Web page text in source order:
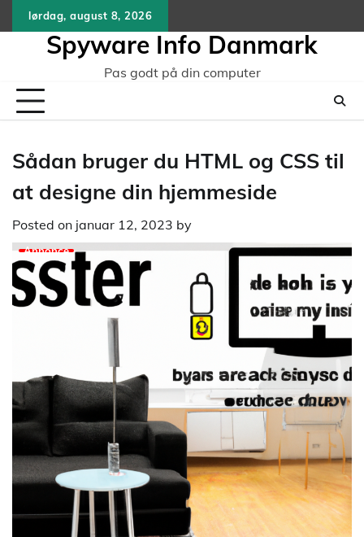
to
lørdag, august 8, 2026
Spyware Info Danmark
Pas godt på din computer
Sådan bruger du HTML og CSS til
at designe din hjemmeside
Posted on januar 12, 2023 by
Annonce